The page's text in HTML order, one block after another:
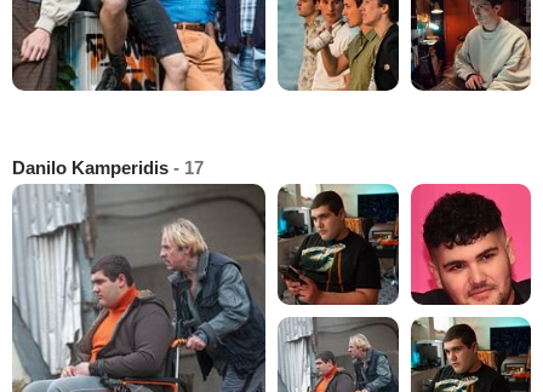
Danilo Kamperidis - 17